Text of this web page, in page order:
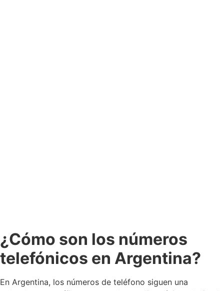
¿Cómo son los números
telefónicos en Argentina?
En Argentina, los números de teléfono siguen una